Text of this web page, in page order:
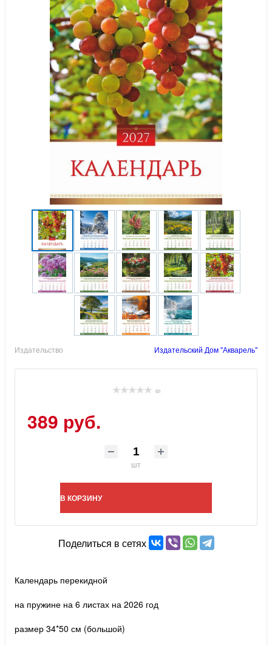
Издательство Издательский Дом "Акварель"
(0)
389 руб.
шт
В КОРЗИНУ
Поделиться в сетях
Календарь перекидной
на пружине на 6 листах на 2026 год
размер 34*50 см (большой)